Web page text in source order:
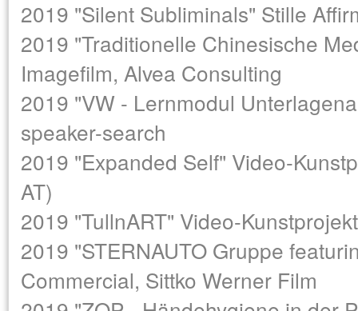
2019 "Silent Subliminals" Stille
2019 "Traditionelle Chinesische
Imagefilm, Alvea Consulting
2019 "VW - Lernmodul
speaker-search
2019 "Expanded Self" Video-
AT)
2019 "TullnART" Video-
2019 "STERNAUTO Gruppe
Commercial, Sittko Werner Film